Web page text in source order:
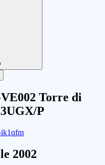
Torre di
P
2002